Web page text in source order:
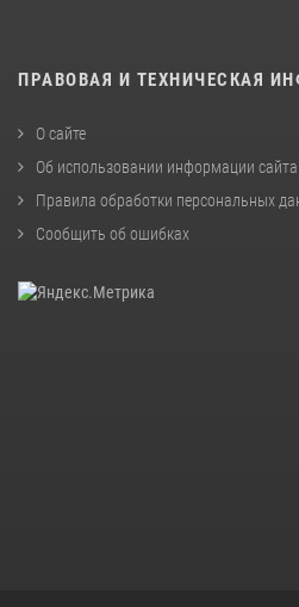
ПРАВОВАЯ И ТЕХНИЧЕСКАЯ
О сайте
Об использовании информации сайта
Правила обработки персональных
Сообщить об ошибках